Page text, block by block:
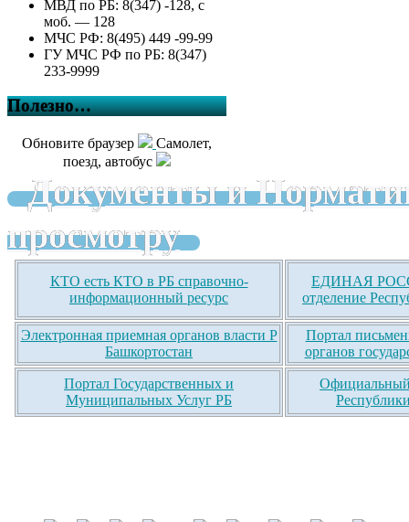
МВД по РБ: 8(347) -128, с
моб. — 128
МЧС РФ: 8(495) 449 -99-99
ГУ МЧС РФ по РБ: 8(347)
233-9999
Полезно…
Обновите браузер
Самолет,
поезд, автобус
Документы и
просмотру
КТО есть КТО в РБ справочно-
информационный ресурс
ЕДИНАЯ
отделение
Электронная приемная органов власти Р
Башкортостан
Портал
органов
Портал Государственных и
Муниципальных Услуг РБ
Официальный